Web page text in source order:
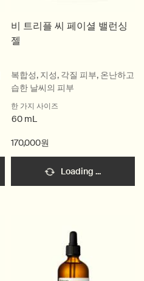
비 트리플 씨 페이셜 밸런싱
젤
복합성, 지성, 각질 피부, 온난하고
습한 날씨의 피부
한 가지 사이즈
60 mL
170,000원
Loading ...